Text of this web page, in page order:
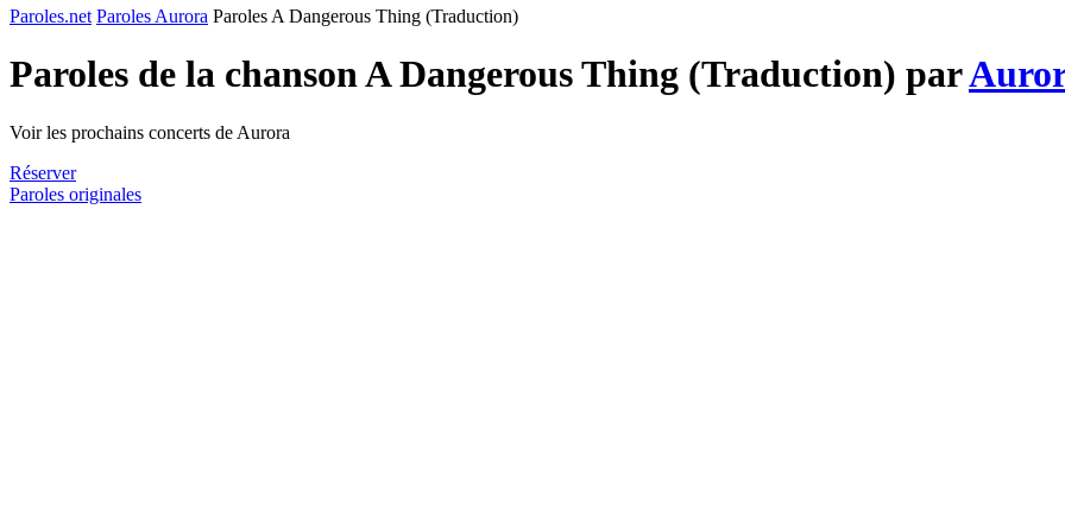
Paroles.net Paroles Aurora Paroles A Dangerous Thing (Traduction)
Paroles de la chanson A Dangerous Thing (Traduction) par
Voir les prochains concerts de Aurora
Réserver
Paroles originales